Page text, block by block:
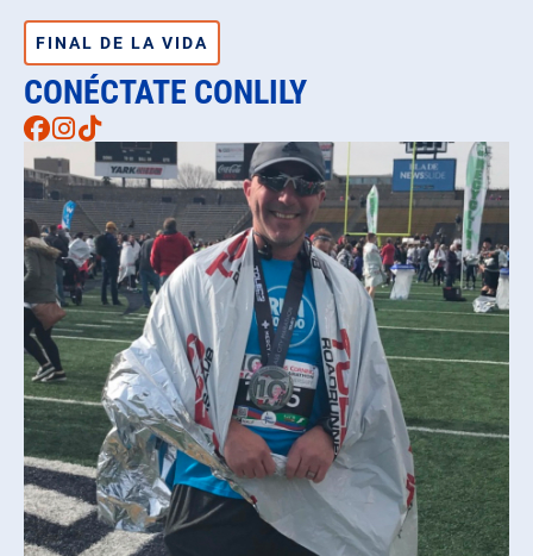
FINAL DE LA VIDA
CONÉCTATE CONLILY
Facebook
Instagram
TikTok